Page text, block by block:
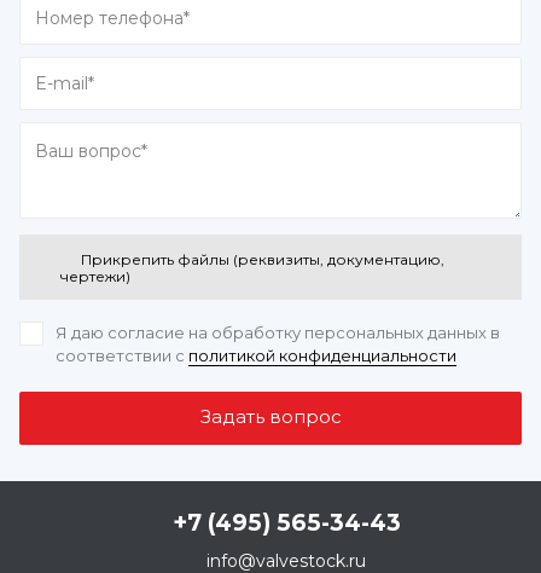
Прикрепить файлы (реквизиты, документацию,
чертежи)
Я даю согласие на обработку персональных данных в
соответствии с политикой конфиденциальности
+7 (495) 565-34-43
info@valvestock.ru